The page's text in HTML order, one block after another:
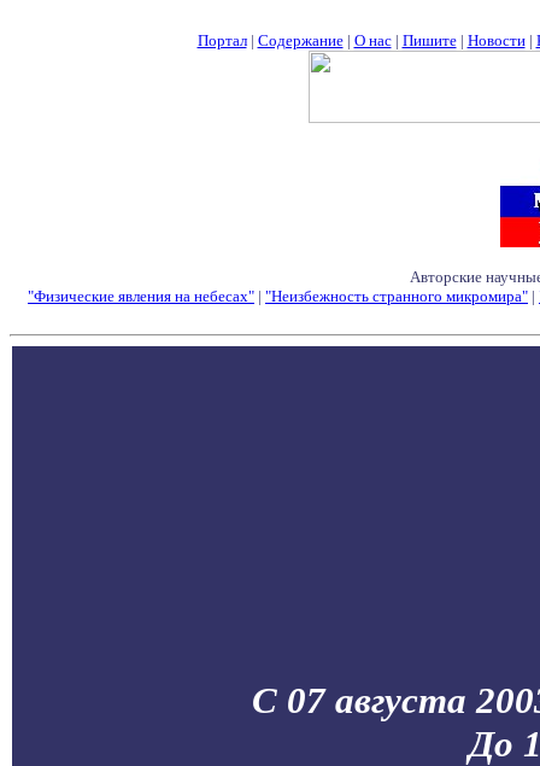
Портал| Содержание| О нас| Пишите| Новости|
Авторские
"Физические явления на небесах" | "Неизбежность странного микромира" |
С 07 августа
До